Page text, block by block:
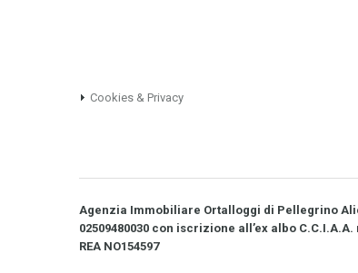
Cookies & Privacy
Agenzia Immobiliare Ortalloggi di Pellegrino
02509480030 con iscrizione all’ex albo C.C.I.A.A.
REA NO­154597